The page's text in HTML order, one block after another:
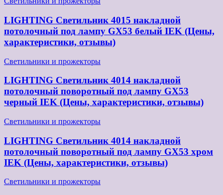
LIGHTING Светильник 4015 накладной
потолочный под лампу GX53 белый IEK (Цены,
характеристики, отзывы)
Светильники и прожекторы
LIGHTING Светильник 4014 накладной
потолочный поворотный под лампу GX53
черный IEK (Цены, характеристики, отзывы)
Светильники и прожекторы
LIGHTING Светильник 4014 накладной
потолочный поворотный под лампу GX53 хром
IEK (Цены, характеристики, отзывы)
Светильники и прожекторы